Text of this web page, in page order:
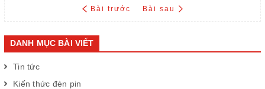
DANH MỤC BÀI VIẾT
Tin tức
Kiến thức đèn pin
Bài trước Bài sau